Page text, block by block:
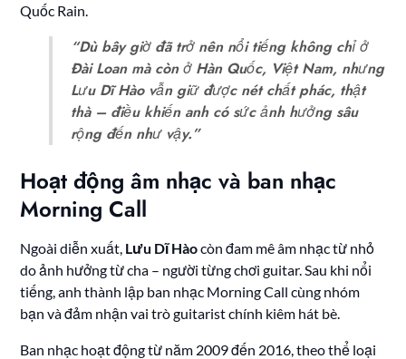
Quốc Rain.
“Dù bây giờ đã trở nên nổi tiếng không chỉ ở
Đài Loan mà còn ở Hàn Quốc, Việt Nam, nhưng
Lưu Dĩ Hào vẫn giữ được nét chất phác, thật
thà – điều khiến anh có sức ảnh hưởng sâu
rộng đến như vậy.”
Hoạt động âm nhạc và ban nhạc
Morning Call
Ngoài diễn xuất, Lưu Dĩ Hàocòn đam mê âm nhạc từ nhỏ
do ảnh hưởng từ cha – người từng chơi guitar. Sau khi nổi
tiếng, anh thành lập ban nhạc Morning Call cùng nhóm
bạn và đảm nhận vai trò guitarist chính kiêm hát bè.
Ban nhạc hoạt động từ năm 2009 đến 2016, theo thể loại